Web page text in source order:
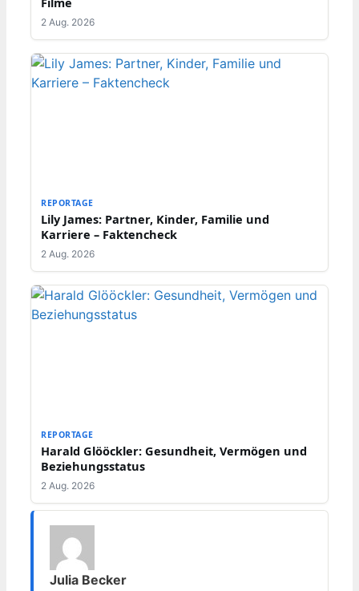
2 Aug. 2026
REPORTAGE
Lily James: Partner, Kinder, Familie und
Karriere – Faktencheck
2 Aug. 2026
REPORTAGE
Harald Glööckler: Gesundheit, Vermögen und
Beziehungsstatus
2 Aug. 2026
Julia Becker